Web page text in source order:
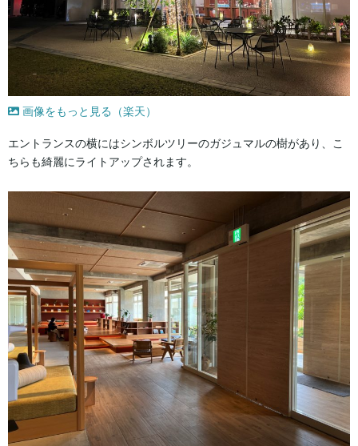
画像をもっと見る（楽天）
エントランスの横にはシンボルツリーのガジュマルの樹があり、こ
ちらも綺麗にライトアップされます。